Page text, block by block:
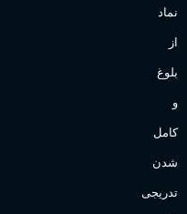
نماد
از
بلوغ
و
کامل
شدن
تدریجی